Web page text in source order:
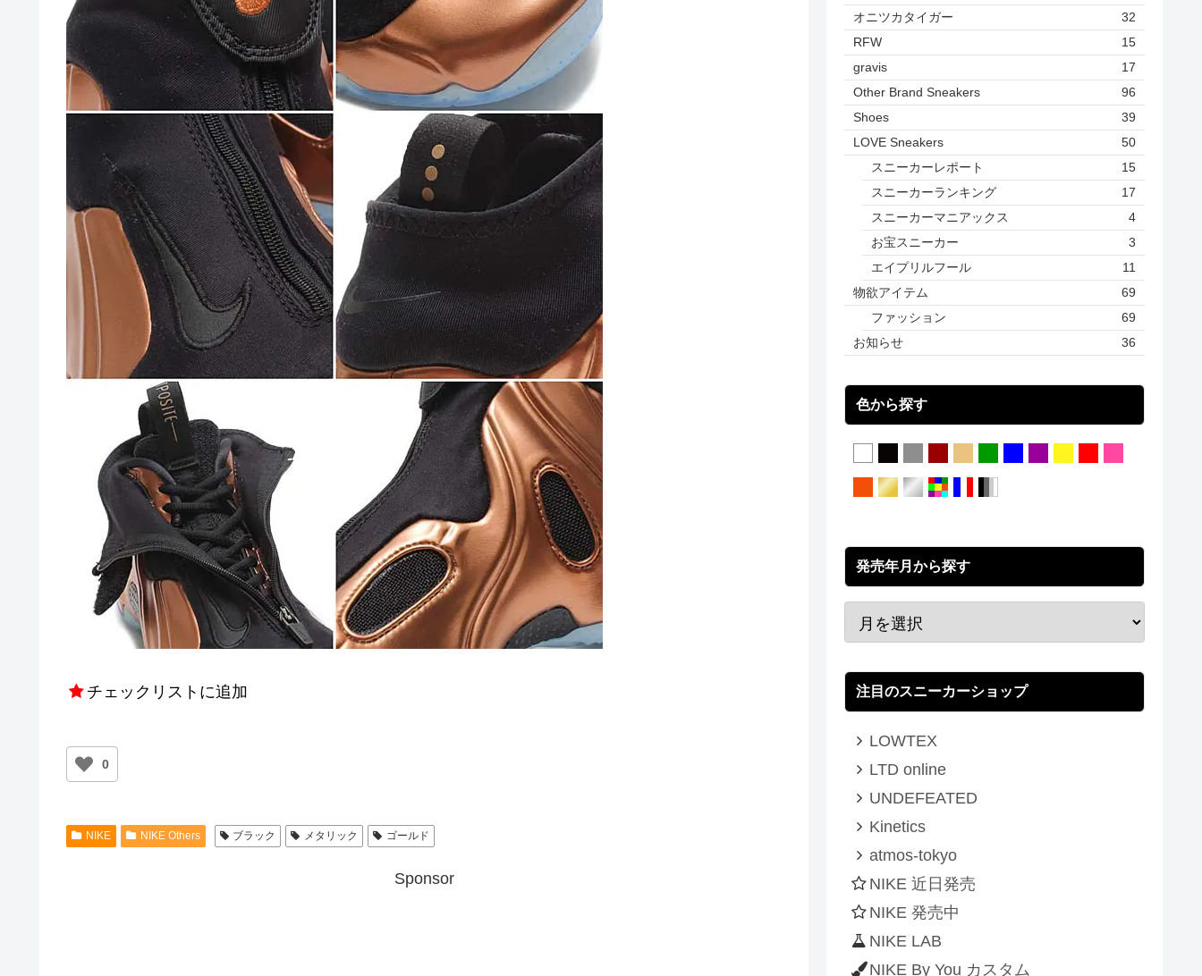
チェックリストに追加
0
NIKE NIKE Others ブラック メタリック ゴールド
Sponsor
オニツカタイガー
32
RFW
15
gravis
17
Other Brand Sneakers
96
Shoes
39
LOVE Sneakers
50
スニーカーレポート
15
スニーカーランキング
17
スニーカーマニアックス
4
お宝スニーカー
3
エイプリルフール
11
物欲アイテム
69
ファッション
69
お知らせ
36
色から探す
発売年月から探す
注目のスニーカーショップ
LOWTEX
LTD online
UNDEFEATED
Kinetics
atmos-tokyo
NIKE 近日発売
NIKE 発売中
NIKE LAB
NIKE By You カスタム